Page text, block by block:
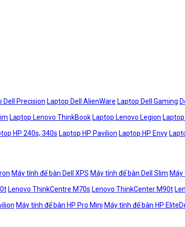
Dell Precision Laptop Dell AlienWare Laptop Dell Gaming
Laptop Lenovo ThinkBook Laptop Lenovo Legion
HP 240s, 340s Laptop HP Pavilion Laptop HP Envy
Máy tính để bàn Dell XPS Máy tính để bàn Dell Slim Máy
Lenovo ThinkCentre M70s Lenovo ThinkCenter M90t
Máy tính để bàn HP Pro Mini Máy tính để bàn HP